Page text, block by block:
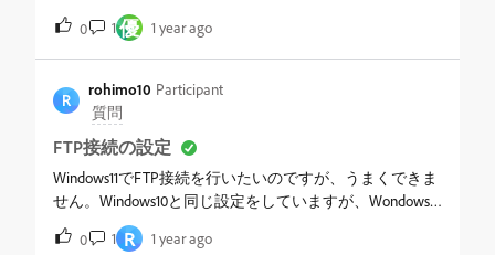
付いている生成クレジットが何に使うのかいまだに不明
と言うのは疑問だった。だって、Dreamweaverって誰が
使っているの？テキストエディターをガンガン使うよう
なプログラマーだったら、VS Codeとか他の物を使って
いるだろう。Dreamweaverって、見た目で開発できると
ころが一番良いところではないの？かと言ってテキスト
エディターがおざなりじゃ使えないけど。コードの知識
がそれほどでもないデザイナーが使っている印象が強
&nbsp;Dreamweaverを使用している際、下部に「構文チ
ェックがタイムアウトされました」というメッセージが
出てしまう症状です。解決方法を調べ、①本ソフトのア
ンインストール、②PC本体の再起動、③以下の方法 を
試しましたが、解決しません。&nbsp;③以下の方法（別
の投稿から引用させていただいているも
の）〜〜〜〜〜〜〜〜〜〜〜Dreamweaverが終了してい
ることを確認デスクトップのなにもないところをクリッ
クし、メニューバー、アップルマークの右側が
「Finder」となっていることを確認メニューバー中央あ
たりにある「移動」をクリックし、Optionキーを押しっ
0 1 優 1 year ago
R
rohimo10 Participant
質問
FTP接続の設定
Windows11でFTP接続を行いたいのですが、うまくできま
せん。Windows10と同じ設定をしていますが、Wondows11
では設定が違うのでしょうか。
0
1 R 1 year ago